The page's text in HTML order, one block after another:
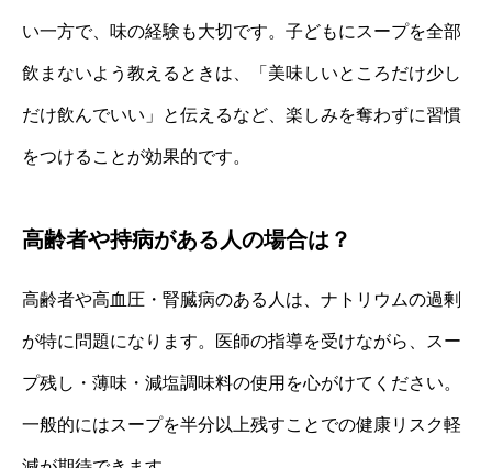
い一方で、味の経験も大切です。子どもにスープを全部
飲まないよう教えるときは、「美味しいところだけ少し
だけ飲んでいい」と伝えるなど、楽しみを奪わずに習慣
をつけることが効果的です。
高齢者や持病がある人の場合は？
高齢者や高血圧・腎臓病のある人は、ナトリウムの過剰
が特に問題になります。医師の指導を受けながら、スー
プ残し・薄味・減塩調味料の使用を心がけてください。
一般的にはスープを半分以上残すことでの健康リスク軽